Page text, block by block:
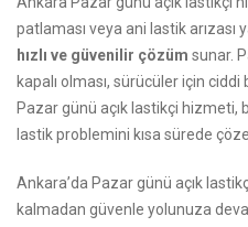
patlaması veya ani lastik arızası
hızlı ve güvenilir çözüm sunar.
kapalı olması, sürücüler için
Pazar günü açık lastikçi
lastik problemini kısa sürede
Ankara’da Pazar günü açık
kalmadan güvenle yolunuza